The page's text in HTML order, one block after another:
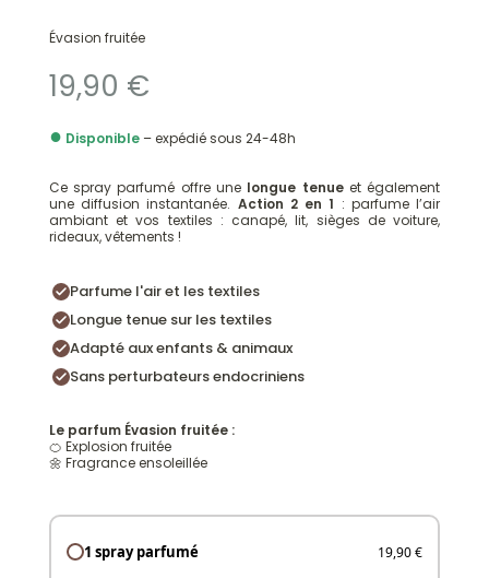
sur
page
produit
du
Évasion fruitée
19,90 €
● Disponible– expédié sous 24-48h
Ce spray parfumé offre une longue tenue et également
une diffusion instantanée. Action 2 en 1 : parfume l’air
ambiant et vos textiles : canapé, lit, sièges de voiture,
rideaux, vêtements !
Parfume l'air et les textiles
Longue tenue sur les textiles
Adapté aux enfants & animaux
Sans perturbateurs endocriniens
Le parfum Évasion fruitée :
🍊 Explosion fruitée
🌼 Fragrance ensoleillée
1 spray parfumé 19,90 €